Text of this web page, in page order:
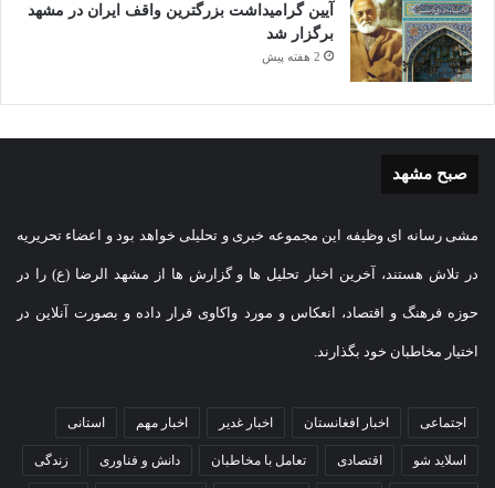
آیین گرامیداشت بزرگترین واقف ایران در مشهد
برگزار شد
2 هفته پیش
صبح مشهد
مشی رسانه ای وظیفه این مجموعه خبری و تحلیلی خواهد بود و اعضاء تحریریه
در تلاش هستند، آخرین اخبار تحلیل ها و گزارش ها از مشهد الرضا (ع) را در
حوزه فرهنگ و اقتصاد، انعکاس و مورد واکاوی قرار داده و بصورت آنلاین در
اختیار مخاطبان خود بگذارند.
اجتماعی اخبار افغانستان اخبار غدیر اخبار مهم استانی
اسلاید شو اقتصادی تعامل با مخاطبان دانش و فناوری زندگی